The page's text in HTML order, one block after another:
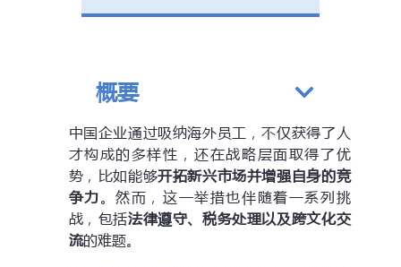
概要
中国企业通过吸纳海外员工，不仅获得了人
才构成的多样性，还在战略层面取得了优
势，比如能够开拓新兴市场并增强自身的竞
争力。然而，这一举措也伴随着一系列挑
战，包括法律遵守、税务处理以及跨文化交
流的难题。